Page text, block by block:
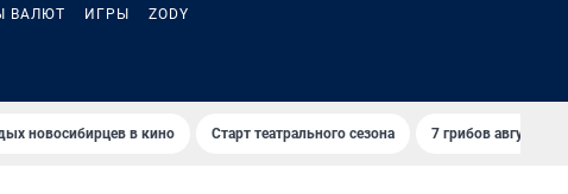
ВАЛЮТ ИГРЫ ZODY
новосибирцев в кино Старт театрального сезона 7 грибов августа